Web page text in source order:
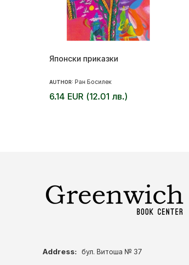
Японски приказки
AUTHOR: Ран Босилек
6.14 EUR (12.01 лв.)
Address: бул. Витоша № 37